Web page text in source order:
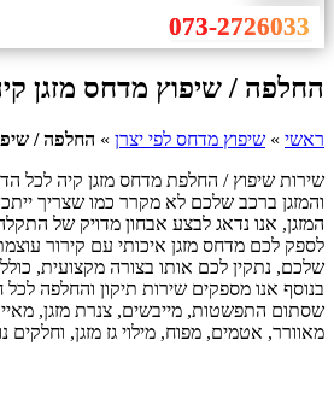
073-2726033
החלפה / שיפוץ מדחס מזגן
ראשי » שיפוץ מדחס לפי יצרן » החלפה /
שירות שיפוץ / החלפת מדחס מזגן קיה לכל
והמזגן ברכב שלכם לא מקרר כמו שצריך
המזגן, אנו נדאג לבצע אבחון מדויק של
לספק לכם מדחס מזגן איכותי עם קירור
שלכם, נתקין לכם אותו בצורה מקצועית,
בנוסף אנו מספקים שירות תיקון והחלפה
שסתום התפשטות, מייבשים, צנרת מזגן,
מאוורר, אטמים, מפוח, מילוי גז מזגן, וחלקים